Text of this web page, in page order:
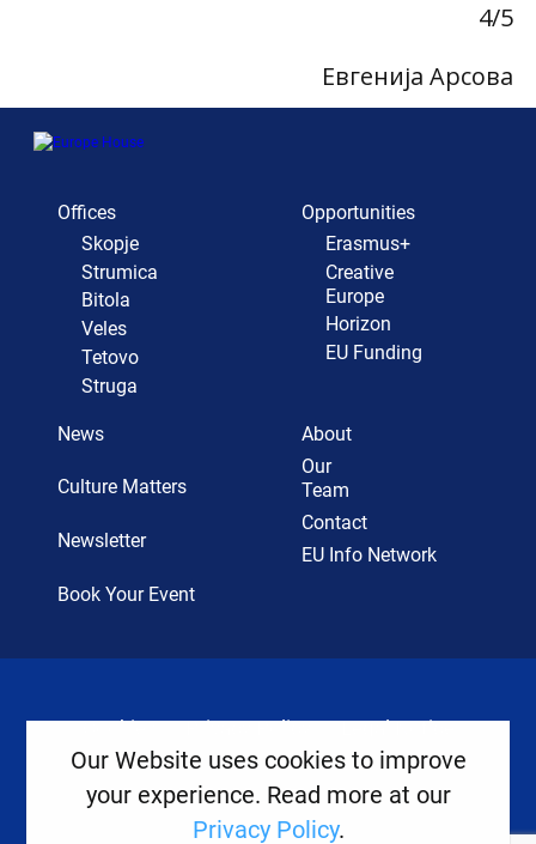
4/5
Евгенија Арсова
Offices
Skopje
Strumica
Bitola
Veles
Tetovo
Struga
Opportunities
Erasmus+
Creative
Europe
Horizon
EU Funding
News
Culture Matters
Newsletter
Book Your Event
About
Our
Team
Contact
EU Info Network
Copyright ©2026Europe House
Cookies Privacy Policy Legal Notice
Our Website uses cookies to improve
your experience. Read more at our
Privacy Policy.